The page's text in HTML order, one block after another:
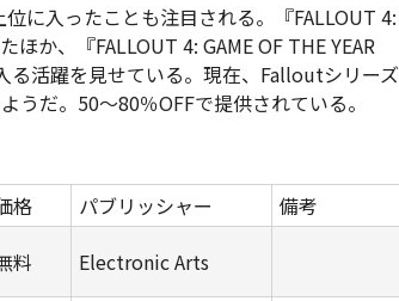
に入ったことも注目される。『FALLOUT 4:
ほか、 『FALLOUT 4: GAME OF THE YEAR
る活躍を見せている。現在、 Falloutシリーズ
うだ。50～80％OFFで提供されている。
格 パブリッシャー
備考
料 Electronic Arts